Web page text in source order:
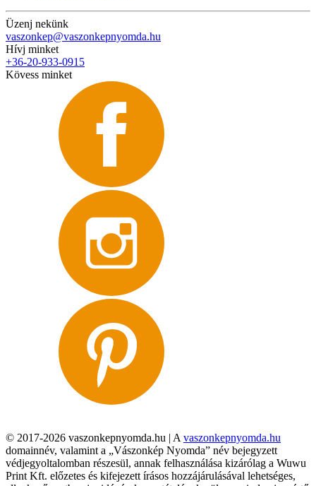
Üzenj nekünk
vaszonkep@vaszonkepnyomda.hu
Hívj minket
+36-20-933-0915
Kövess minket
© 2017-2026 vaszonkepnyomda.hu | A vaszonkepnyomda.hu
domainnév, valamint a „Vászonkép Nyomda” név bejegyzett
védjegyoltalomban részesül, annak felhasználása kizárólag a Wuwu
Print Kft. előzetes és kifejezett írásos hozzájárulásával lehetséges,